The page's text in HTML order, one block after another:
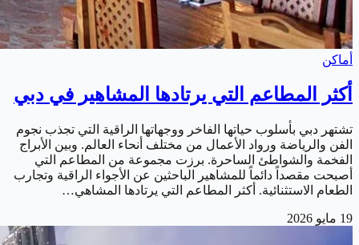
أماكن
أكثر المطاعم التي يرتادها المشاهير في دبي
تشتهر دبي بأسلوب حياتها الفاخر ووجهاتها الراقية التي تجذب نجوم
الفن والرياضة ورواد الأعمال من مختلف أنحاء العالم. وبين الأبراج
الفخمة والشواطئ الساحرة. برزت مجموعة من المطاعم التي
أصبحت مقصداً دائماً للمشاهير الباحثين عن الأجواء الراقية وتجارب
الطعام الاستثنائية. أكثر المطاعم التي يرتادها المشاهي…
19 مايو 2026